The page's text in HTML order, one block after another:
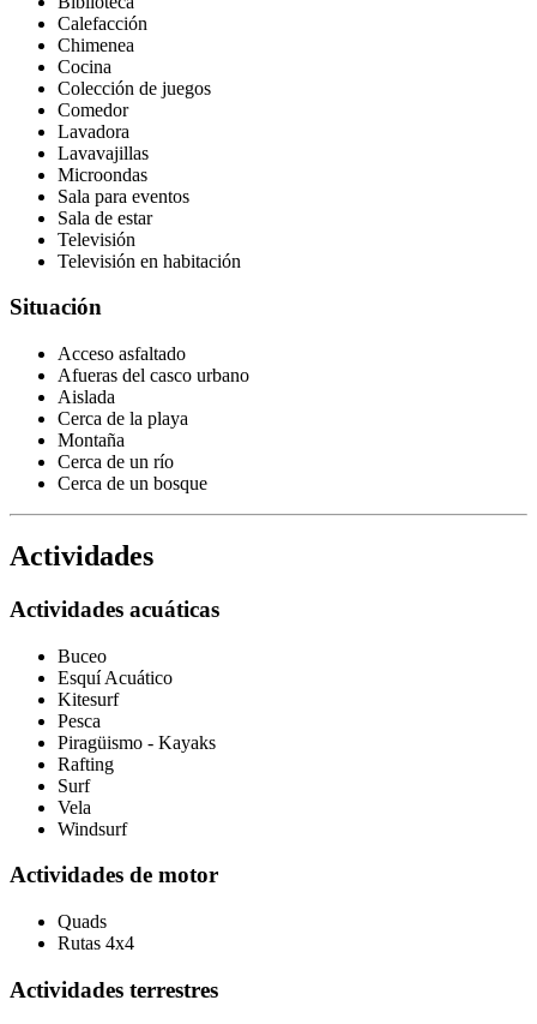
Calefacción
Chimenea
Cocina
Colección de juegos
Comedor
Lavadora
Lavavajillas
Microondas
Sala para eventos
Sala de estar
Televisión
Televisión en habitación
Situación
Acceso asfaltado
Afueras del casco urbano
Aislada
Cerca de la playa
Montaña
Cerca de un río
Cerca de un bosque
Actividades
Actividades acuáticas
Buceo
Esquí Acuático
Kitesurf
Pesca
Piragüismo - Kayaks
Rafting
Surf
Vela
Windsurf
Actividades de motor
Quads
Rutas 4x4
Actividades terrestres